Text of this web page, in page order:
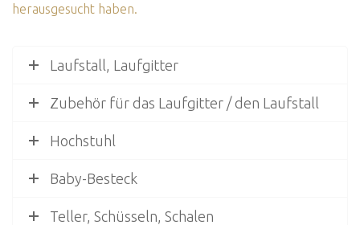
herausgesucht haben.
Laufstall, Laufgitter
Zubehör für das Laufgitter / den Laufstall
Hochstuhl
Baby-Besteck
Teller, Schüsseln, Schalen